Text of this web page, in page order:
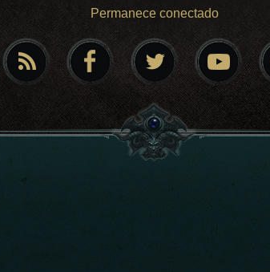
Permanece conectado